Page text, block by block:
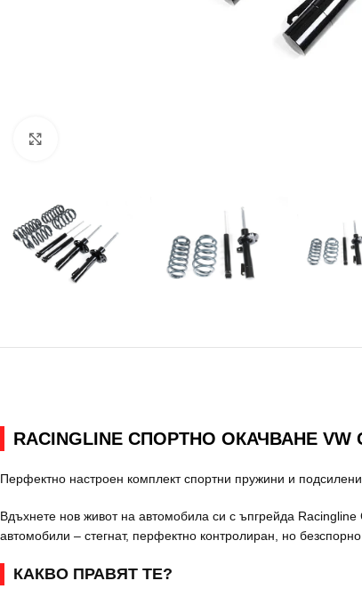
RACINGLINE СПОРТНО ОКАЧВАНЕ VW
Перфектно настроен комплект спортни пружини и
Вдъхнете нов живот на автомобила си с ъпгрейда
автомобили – стегнат, перфектно контролиран, но
КАКВО ПРАВЯТ ТЕ?